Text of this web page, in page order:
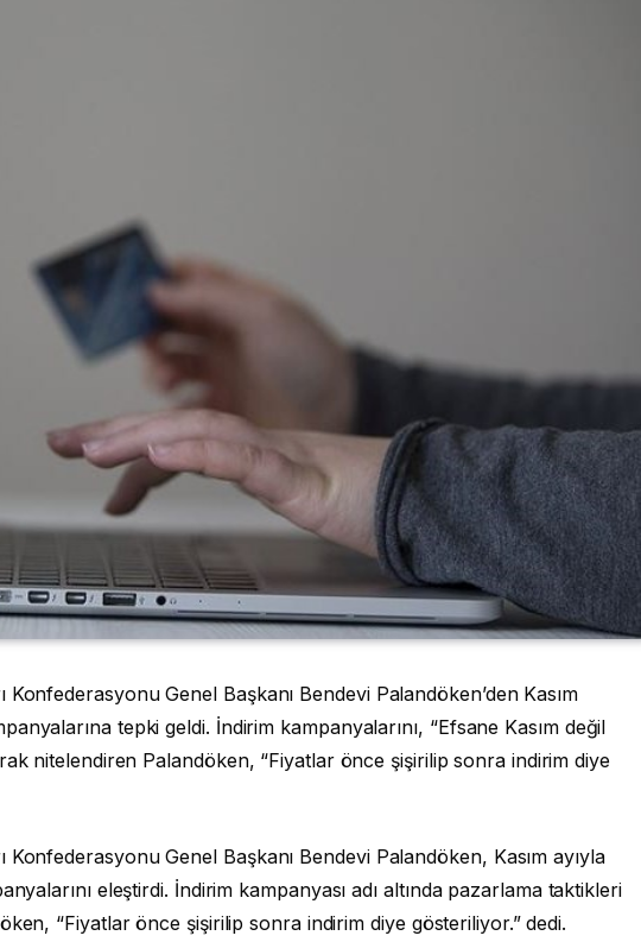
Genel Başkanı Bendevi Palandöken’den Kasım
tepki geldi. İndirim kampanyalarını, “Efsane Kasım değil
nitelendiren Palandöken, “Fiyatlar önce şişirilip sonra indirim diye
Genel Başkanı Bendevi Palandöken, Kasım ayıyla
eleştirdi. İndirim kampanyası adı altında pazarlama taktikleri
“Fiyatlar önce şişirilip sonra indirim diye gösteriliyor.” dedi.